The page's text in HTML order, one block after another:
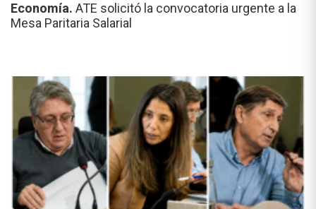
Economía. ATE solicitó la convocatoria urgente a la
Mesa Paritaria Salarial